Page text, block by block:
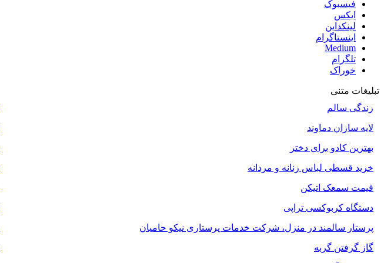
فیسبوک
ایکس
لینکداین
اینستاگرام
Medium
تلگرام
خوراک
تبلیغات متنی
زندگی سالم
لایه سازان دماوند
بهترین کادو برای دختر
خرید قسطی لباس زنانه و مردانه
قیمت سمعک اتیکن
دستگاه کربوکسی تراپی
پرستار سالمند در منزل، شرکت خدمات پرستاری نیکو حامیان
گاز گرفتن گربه